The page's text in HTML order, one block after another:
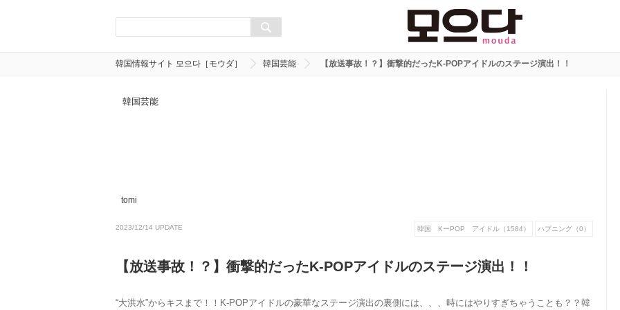
韓国情報サイト 모으다［モウダ］ 韓国芸能 【放送事故！？】衝撃的だったK-POPアイドルのステージ演出！！
韓国芸能
tomi
2023/12/14 UPDATE 韓国 KーPOP アイドル（1584） ハプニング（0）
【放送事故！？】衝撃的だったK-POPアイドルのステージ演出！！
“大洪水”からキスまで！！K-POPアイドルの豪華なステージ演出の裏側には、、、時にはやりすぎちゃうことも？？韓